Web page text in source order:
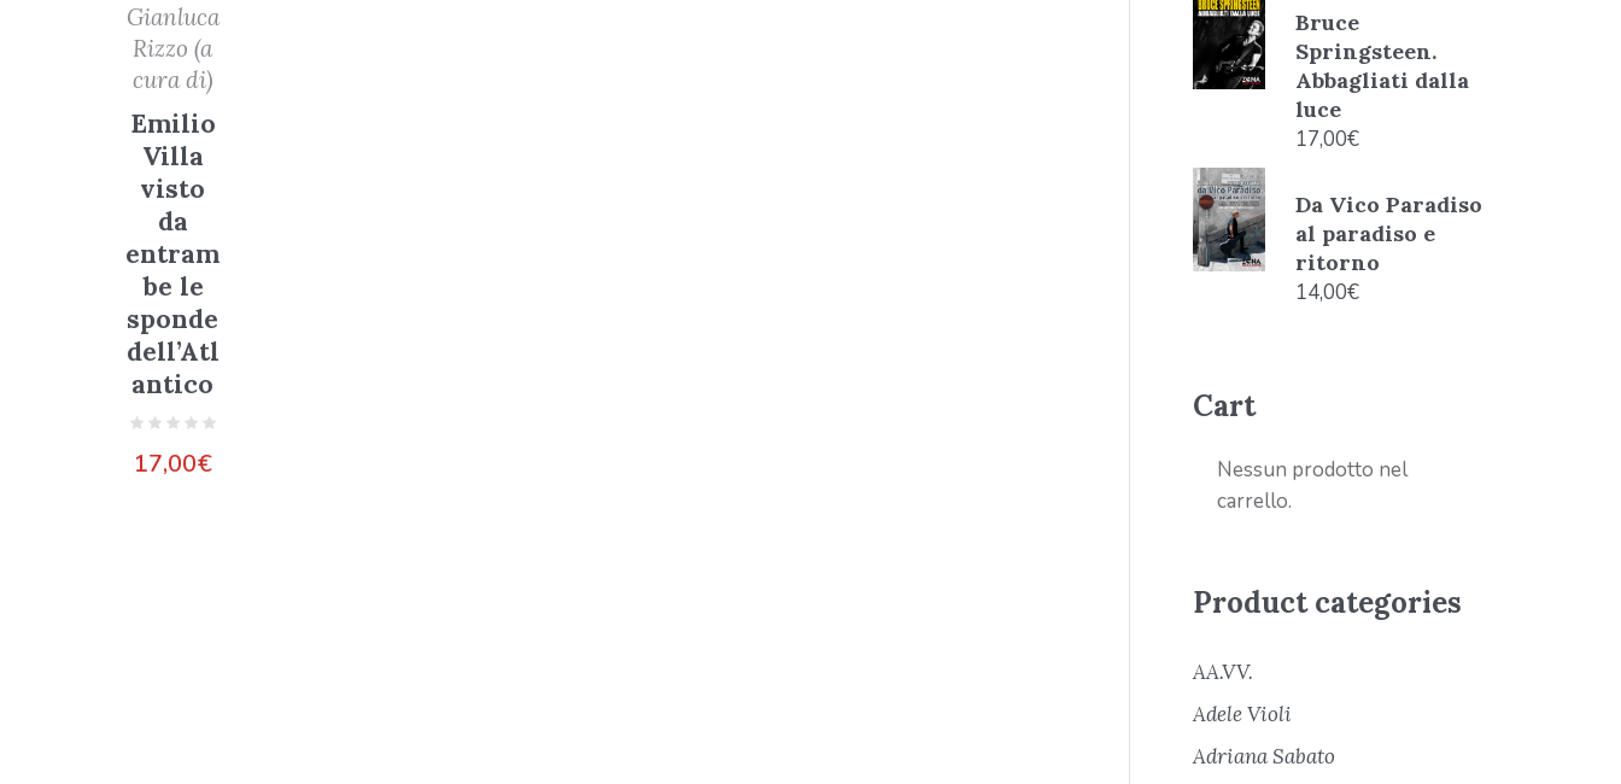
Gianluca
Rizzo (a
cura di)
Emilio
Villa
visto
da
entram
be le
sponde
dell’Atl
antico
17,00€
Bruce
Springsteen.
Abbagliati dalla
luce
17,00€
Da Vico Paradiso
al paradiso e
ritorno
14,00€
Cart
Nessun prodotto nel
carrello.
Product categories
AA.VV.
Adele Violi
Adriana Sabato